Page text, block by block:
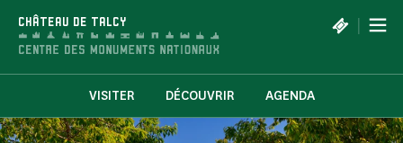
CHÂTEAU DE TALCY |
VISITER DÉCOUVRIR AGENDA